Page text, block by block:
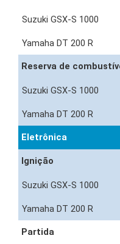
Reserva de
Eletrônica
Ignição
Partida